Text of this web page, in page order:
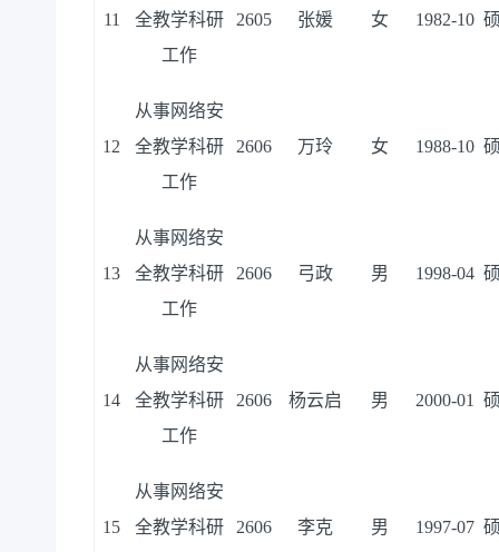
11
全教学科研
工作
2605 张媛 女 1982-10
12
从事网络安
全教学科研
工作
2606 万玲 女 1988-10
13
从事网络安
全教学科研
工作
2606 弓政 男 1998-04
14
从事网络安
全教学科研
工作
2606 杨云启 男 2000-01
15
从事网络安
全教学科研
2606 李克 男 1997-07